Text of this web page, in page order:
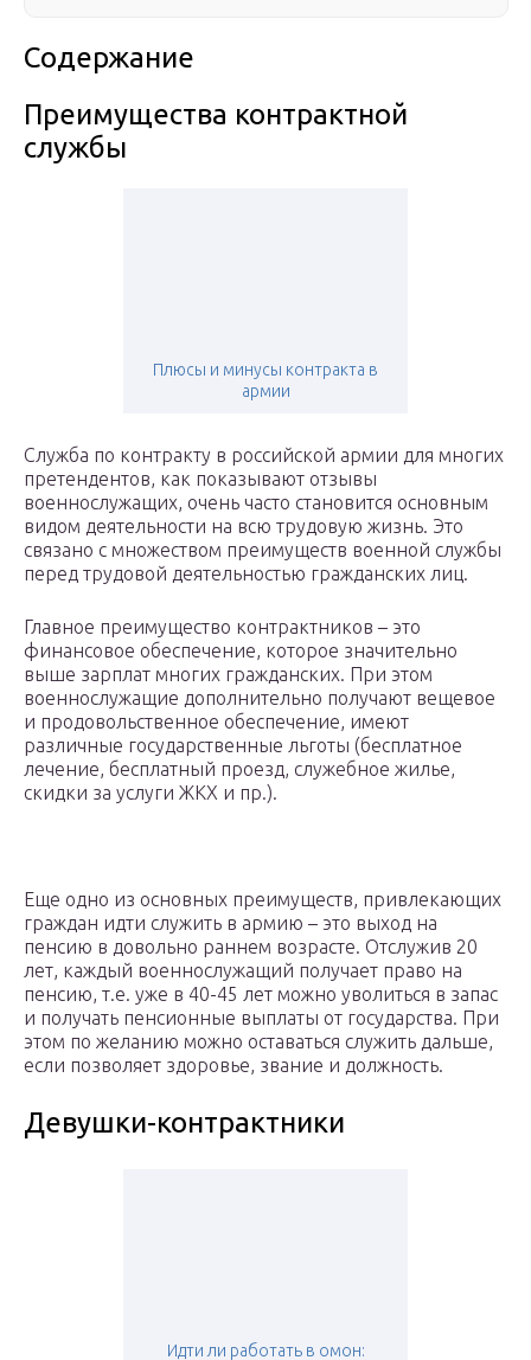
Содержание
Преимущества контрактной
службы
Плюсы и минусы контракта в
армии
Служба по контракту в российской армии для многих
претендентов, как показывают отзывы
военнослужащих, очень часто становится основным
видом деятельности на всю трудовую жизнь. Это
связано с множеством преимуществ военной службы
перед трудовой деятельностью гражданских лиц.
Главное преимущество контрактников – это
финансовое обеспечение, которое значительно
выше зарплат многих гражданских. При этом
военнослужащие дополнительно получают вещевое
и продовольственное обеспечение, имеют
различные государственные льготы (бесплатное
лечение, бесплатный проезд, служебное жилье,
скидки за услуги ЖКХ и пр.).
Еще одно из основных преимуществ, привлекающих
граждан идти служить в армию – это выход на
пенсию в довольно раннем возрасте. Отслужив 20
лет, каждый военнослужащий получает право на
пенсию, т.е. уже в 40-45 лет можно уволиться в запас
и получать пенсионные выплаты от государства. При
этом по желанию можно оставаться служить дальше,
если позволяет здоровье, звание и должность.
Девушки-контрактники
Идти ли работать в омон: